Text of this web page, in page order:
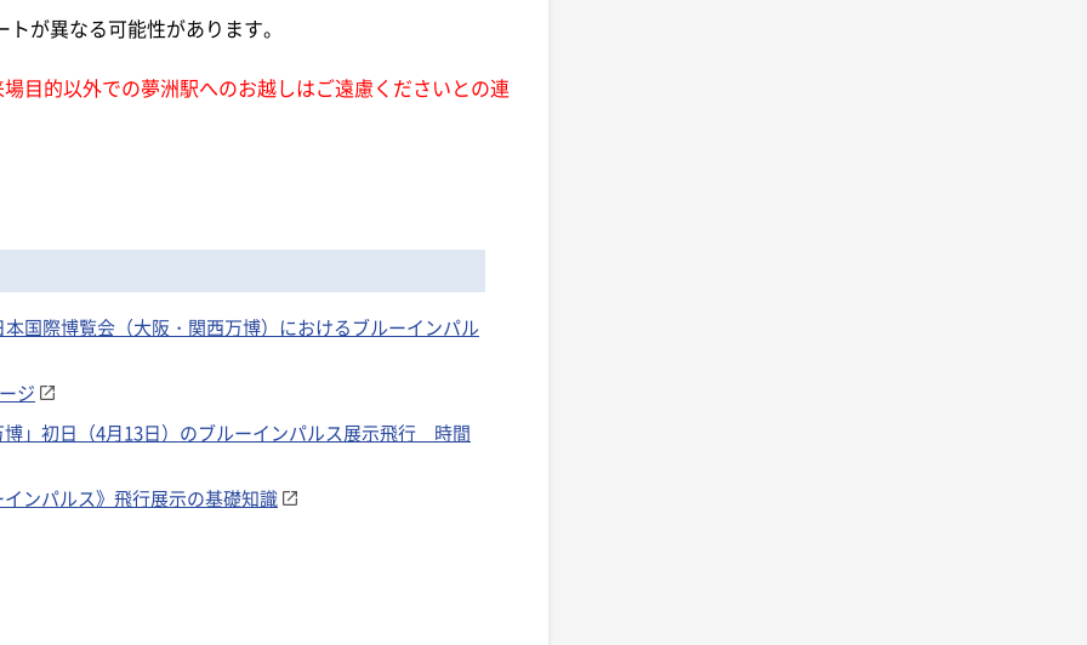
が異なる可能性があります。
目的以外での夢洲駅へのお越しはご遠慮くださいとの連
国際博覧会（大阪・関西万博）におけるブルーインパル
ジ
」初日（4月13日）のブルーインパルス展示飛行 時間
ンパルス》飛行展示の基礎知識